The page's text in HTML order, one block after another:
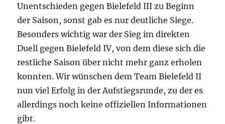
Unentschieden gegen Bielefeld III zu Beginn
der Saison, sonst gab es nur deutliche Siege.
Besonders wichtig war der Sieg im direkten
Duell gegen Bielefeld IV, von dem diese sich die
restliche Saison über nicht mehr ganz erholen
konnten. Wir wünschen dem Team Bielefeld II
nun viel Erfolg in der Aufstiegsrunde, zu der es
allerdings noch keine offiziellen Informationen
gibt.